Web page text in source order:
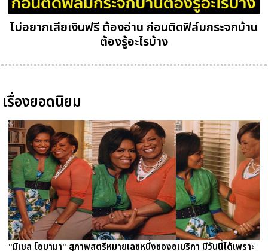
ไม่อยากเสียเงินฟรี ต้องอ่าน ก่อนติดฟิล์มกระจกบ้าน
ต้องรู้อะไรบ้าง
เรื่องยอดนิยม
"มิเชล โอบามา" สุภาพสตรีหมายเลขหนึ่งของอเมริกา มีวันนี้ได้เพราะ